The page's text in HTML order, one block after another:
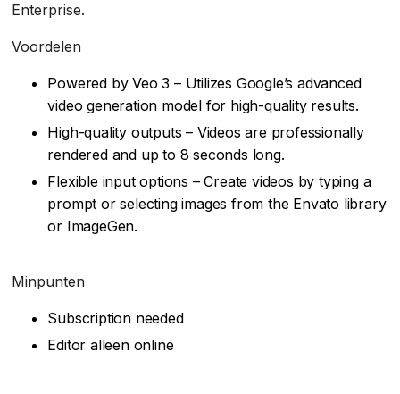
Enterprise.
Voordelen
Powered by Veo 3 – Utilizes Google’s advanced
video generation model for high-quality results.
High-quality outputs – Videos are professionally
rendered and up to 8 seconds long.
Flexible input options – Create videos by typing a
prompt or selecting images from the Envato library
or ImageGen.
Minpunten
Subscription needed
Editor alleen online